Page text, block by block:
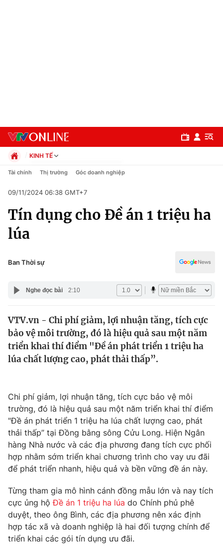
Chuyên mục
Chính trị
Pháp luật
Thế giới
Tin tức
Câu chuyện quốc tế
Tài chính
Thị trường
Góc doanh nghiệp
Dữ liệu và đời sống
Truyền hình
Phim VTV
Hậu trường
Nhân vật
Khán giả
Giải sao mai
Giải trí
Âm nhạc
Sao
Đời sống
Du lịch
Làm đẹp
Giáo dục
Tuyển sinh
KINH TẾ
Chính trị
Pháp luật
Kinh tế
Thể thao
Y tế
Công nghệ
Tài chính Thị trường Góc doanh nghiệp
09/11/2024 06:38 GMT+7
Tín dụng cho Đề án 1 triệu ha
lúa
Ban Thời sự
Nghe đọc bài 2:10
VTV.vn - Chi phí giảm, lợi nhuận tăng, tích cực
bảo vệ môi trường, đó là hiệu quả sau một năm
triển khai thí điểm "Đề án phát triển 1 triệu ha
lúa chất lượng cao, phát thải thấp”.
Chi phí giảm, lợi nhuận tăng, tích cực bảo vệ môi
trường, đó là hiệu quả sau một năm triển khai thí điểm
"Đề án phát triển 1 triệu ha lúa chất lượng cao, phát
thải thấp” tại Đồng bằng sông Cửu Long. Hiện Ngân
hàng Nhà nước và các địa phương đang tích cực phối
hợp nhằm sớm triển khai chương trình cho vay ưu đãi
để phát triển nhanh, hiệu quả và bền vững đề án này.
Từng tham gia mô hình cánh đồng mẫu lớn và nay tích
cực ủng hộĐề án 1 triệu ha lúa do Chính phủ phê
duyệt, theo ông Bình, các địa phương nên xác định
hợp tác xã và doanh nghiệp là hai đối tượng chính để
triển khai các gói tín dụng ưu đãi.